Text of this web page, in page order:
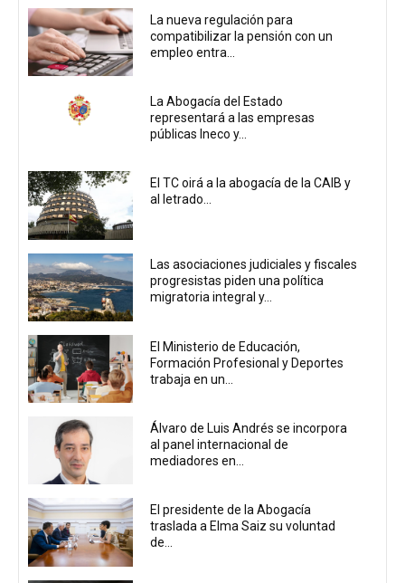
La nueva regulación para
compatibilizar la pensión con un
empleo entra...
La Abogacía del Estado
representará a las empresas
públicas Ineco y...
El TC oirá a la abogacía de la CAIB y
al letrado...
Las asociaciones judiciales y fiscales
progresistas piden una política
migratoria integral y...
El Ministerio de Educación,
Formación Profesional y Deportes
trabaja en un...
Álvaro de Luis Andrés se incorpora
al panel internacional de
mediadores en...
El presidente de la Abogacía
traslada a Elma Saiz su voluntad
de...